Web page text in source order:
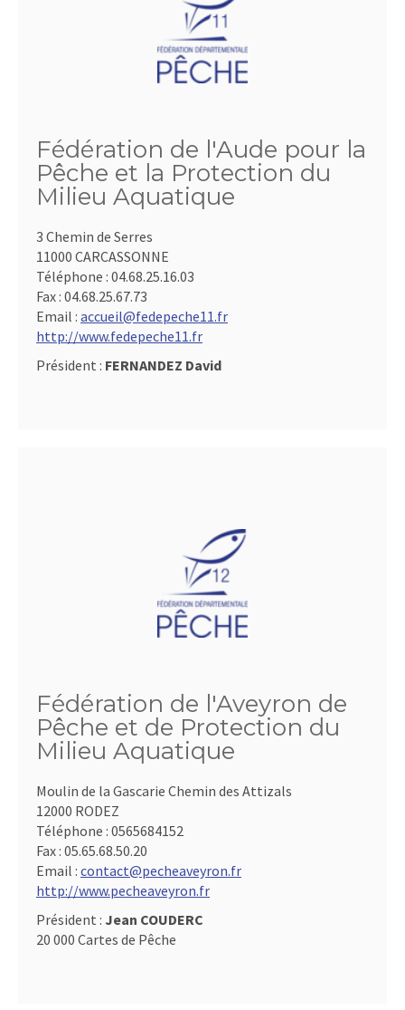
Fédération de l'Aude pour la
Pêche et la Protection du
Milieu Aquatique
3 Chemin de Serres
11000 CARCASSONNE
Téléphone : 04.68.25.16.03
Fax : 04.68.25.67.73
Email : accueil@fedepeche11.fr
http://www.fedepeche11.fr
Président : FERNANDEZ David
Fédération de l'Aveyron de
Pêche et de Protection du
Milieu Aquatique
Moulin de la Gascarie Chemin des Attizals
12000 RODEZ
Téléphone : 0565684152
Fax : 05.65.68.50.20
Email : contact@pecheaveyron.fr
http://www.pecheaveyron.fr
Président : Jean COUDERC
20 000 Cartes de Pêche